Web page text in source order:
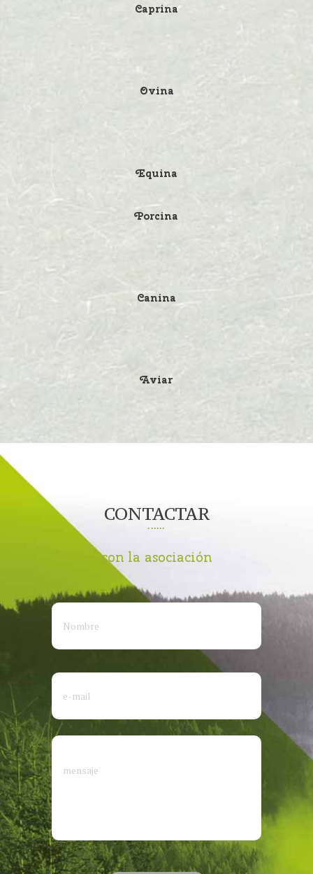
Caprina
Ovina
Equina
Porcina
Canina
Aviar
CONTACTAR
con la asociación